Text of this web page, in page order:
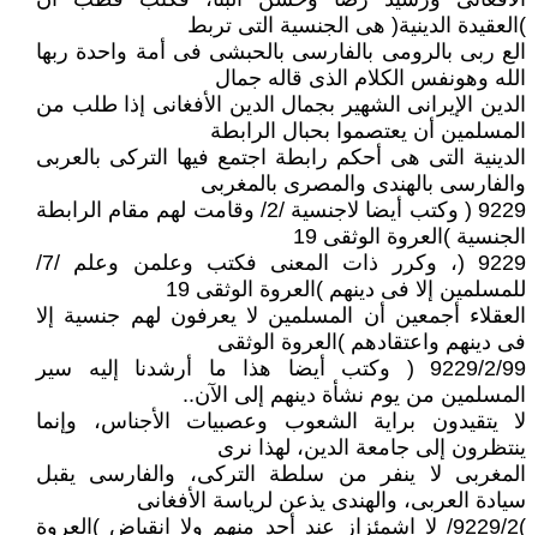
)العقيدة الدينية( هى الجنسية التى تربط
الع ربى بالرومى بالفارسى بالحبشى فى أمة واحدة ربها
الله وهونفس الكلام الذى قاله جمال
الدين الإيرانى الشهير بجمال الدين الأفغانى إذا طلب من
المسلمين أن يعتصموا بحبال الرابطة
الدينية التى هى أحكم رابطة اجتمع فيها التركى بالعربى
والفارسى بالهندى والمصرى بالمغربى
9229 ( وكتب أيضا لاجنسية /2/ وقامت لهم مقام الرابطة
الجنسية )العروة الوثقى 19
9229 (، وكرر ذات المعنى فكتب وعلمن وعلم /7/
للمسلمين إلا فى دينهم )العروة الوثقى 19
العقلاء أجمعين أن المسلمين لا يعرفون لهم جنسية إلا
فى دينهم واعتقادهم )العروة الوثقى
9229/2/99 ( وكتب أيضا هذا ما أرشدنا إليه سير
المسلمين من يوم نشأة دينهم إلى الآن..
لا يتقيدون براية الشعوب وعصبيات الأجناس، وإنما
ينتظرون إلى جامعة الدين، لهذا نرى
المغربى لا ينفر من سلطة التركى، والفارسى يقبل
سيادة العربى، والهندى يذعن لرياسة الأفغانى
)9229/2/ لا اشمئزاز عند أحد منهم ولا انقباض )العروة